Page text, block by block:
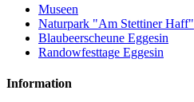
Museen
Naturpark "Am Stettiner Haff"
Blaubeerscheune Eggesin
Randowfesttage Eggesin
Information